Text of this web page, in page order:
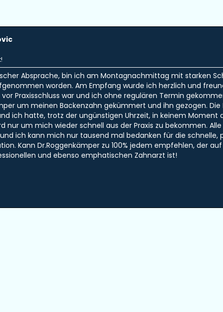
Absprache, bin ich am Montagnachmittag mit starken
worden. Am Empfang wurde ich herzlich und
vor Praxisschluss war und ich ohne regulären Termin
um meinen Backenzahn gekümmert und ihn gezogen.
ich hatte, trotz der ungünstigen Uhrzeit, in keinem Moment
nur um mich wieder schnell aus der Praxis zu bekommen.
ich kann mich nur tausend mal bedanken für die schnelle,
Kann Dr.Roggenkämper zu 100% jedem empfehlen, der
und ebenso emphatischen Zahnarzt ist!